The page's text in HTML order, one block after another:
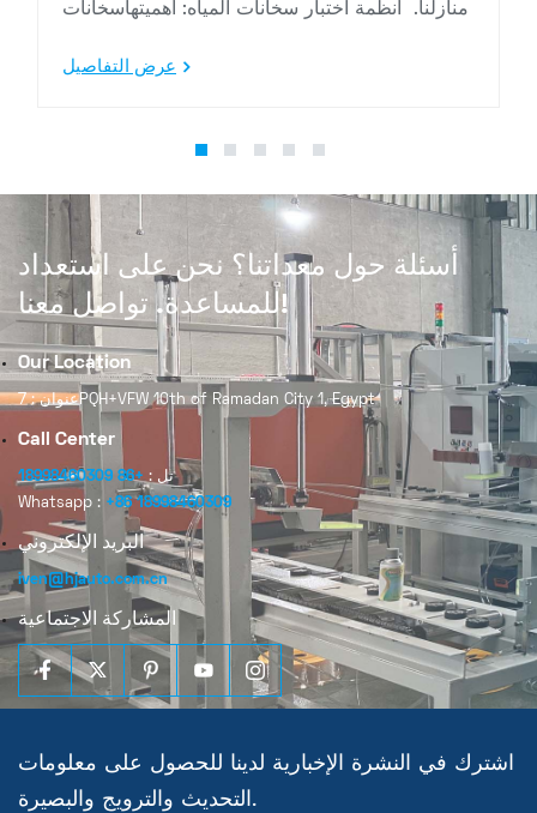
منازلنا. أنظمة اختبار سخانات المياه: أهميتهاسخانات
التكنولوجي ا...
عرض التفاصيل
أسئلة حول معداتنا؟ نحن على استعداد
للمساعدة. تواصل معنا!
Our Location
عنوان : 7PQH+VFW 10th of Ramadan City 1, Egypt
Call Center
تل : +86 18998460309
Whatsapp : +86 18998460309
البريد الإلكتروني
iven@hjauto.com.cn
المشاركة الاجتماعية
اشترك في النشرة الإخبارية لدينا للحصول على معلومات
التحديث والترويج والبصيرة.